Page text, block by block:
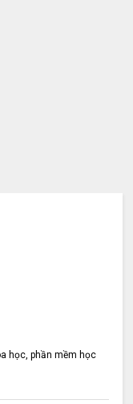
học, phần mềm học